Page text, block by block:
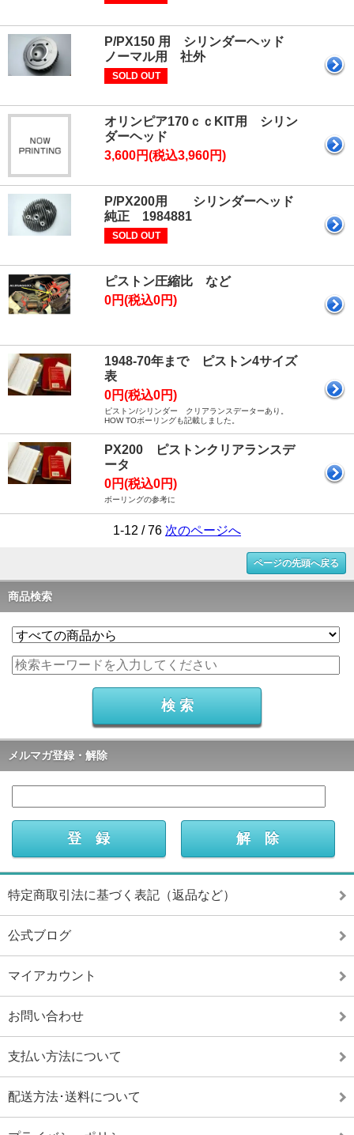
P/PX150 用 シリンダーヘッド
ノーマル用 社外
SOLD OUT
オリンピア170ｃｃKIT用 シリン
ダーヘッド
3,600円(税込3,960円)
P/PX200用 シリンダーヘッド
純正 1984881
SOLD OUT
ピストン圧縮比 など
0円(税込0円)
1948-70年まで ピストン4サイズ
表
0円(税込0円)
ピストン/シリンダー クリアランスデーターあり。
HOW TOボーリングも記載しました。
PX200 ピストンクリアランスデ
ータ
0円(税込0円)
ボーリングの参考に
1-12 / 76 次のページへ
ページの先頭へ戻る
商品検索
メルマガ登録・解除
特定商取引法に基づく表記（返品など）
公式ブログ
マイアカウント
お問い合わせ
支払い方法について
配送方法･送料について